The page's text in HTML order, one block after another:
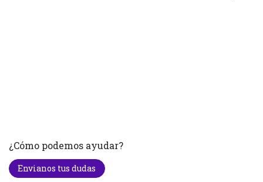
¿Cómo podemos ayudar?
Envianos tus dudas